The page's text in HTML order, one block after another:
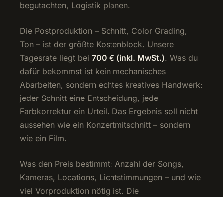
begutachten, Logistik planen.
Die Postproduktion – Schnitt, Color Grading,
Ton – ist der größte Kostenblock. Unsere
Tagesrate liegt bei 700 € (inkl. MwSt.). Was du
dafür bekommst ist kein mechanisches
Abarbeiten, sondern echtes kreatives Handwerk:
jeder Schnitt eine Entscheidung, jede
Farbkorrektur ein Urteil. Das Ergebnis soll nicht
aussehen wie ein Konzertmitschnitt – sondern
wie ein Film.
Was den Preis bestimmt: Anzahl der Songs,
Kameras, Locations, Lichtstimmungen – und wie
viel Vorproduktion nötig ist. Die